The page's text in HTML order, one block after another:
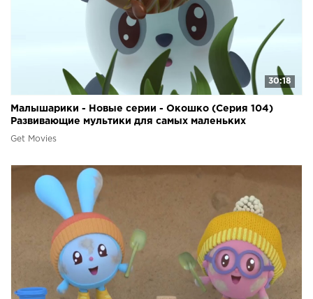
30:18
Малышарики - Новые серии - Окошко (Серия 104)
Развивающие мультики для самых маленьких
Get Movies